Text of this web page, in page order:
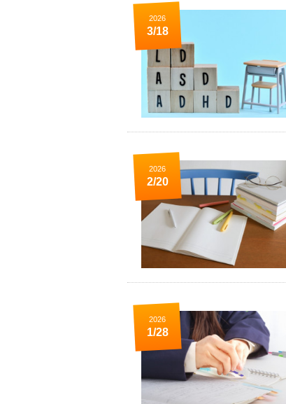
2026
3/18
2026
2/20
2026
1/28